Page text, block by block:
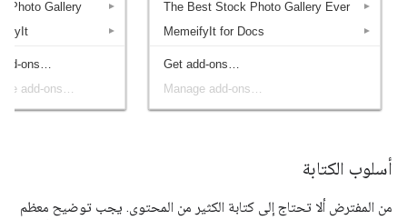
أسلوب الكتابة
من المفترض ألا تحتاج إلى كتابة الكثير من المحتوى. يجب توضيح معظم